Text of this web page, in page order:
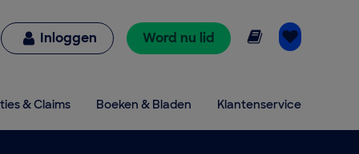
Inloggen Word nu lid Online lezen
& Claims Boeken & Bladen Klantenservice